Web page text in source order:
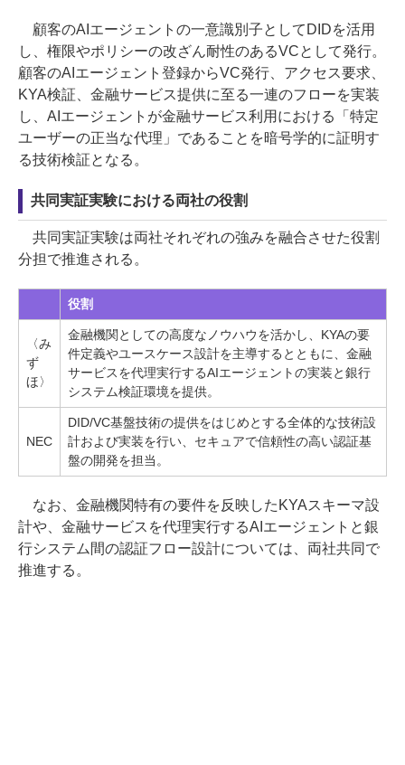
顧客のAIエージェントの一意識別子としてDIDを活用
し、権限やポリシーの改ざん耐性のあるVCとして発行。
顧客のAIエージェント登録からVC発行、アクセス要求、
KYA検証、金融サービス提供に至る一連のフローを実装
し、AIエージェントが金融サービス利用における「特定
ユーザーの正当な代理」であることを暗号学的に証明す
る技術検証となる。
共同実証実験における両社の役割
共同実証実験は両社それぞれの強みを融合させた役割
分担で推進される。
役割
〈み
ず
ほ〉
金融機関としての高度なノウハウを活かし、KYAの要
件定義やユースケース設計を主導するとともに、金融
サービスを代理実行するAIエージェントの実装と銀行
システム検証環境を提供。
NEC
DID/VC基盤技術の提供をはじめとする全体的な技術設
計および実装を行い、セキュアで信頼性の高い認証基
盤の開発を担当。
なお、金融機関特有の要件を反映したKYAスキーマ設
計や、金融サービスを代理実行するAIエージェントと銀
行システム間の認証フロー設計については、両社共同で
推進する。